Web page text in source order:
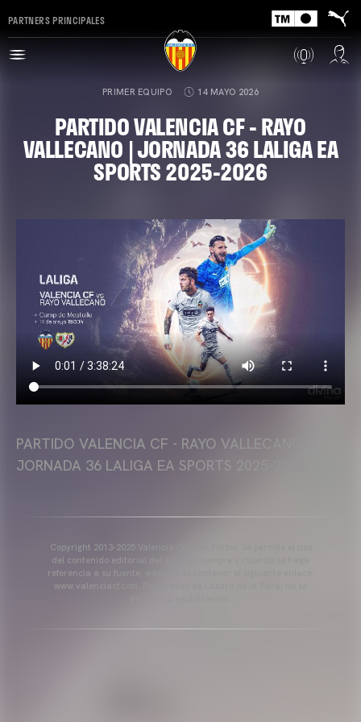
PARTNERS PRINCIPALES
PRIMER EQUIPO 14 MAYO 2026
PARTIDO VALENCIA CF - RAYO
VALLECANO | JORNADA 36 LALIGA EA
SPORTS 2025-2026
PARTIDO VALENCIA CF - RAYO VALLECANO |
JORNADA 36 LALIGA EA SPORTS 2025-2026
Copyright 2013-2025 Valencia Club de Fútbol. Se permite el uso
del contenido editorial del artículo siempre y cuando se haga
referencia a su fuente, además de contener el siguiente enlace:
www.valenciacf.com. Fotografías de Lázaro de la Peña, no se